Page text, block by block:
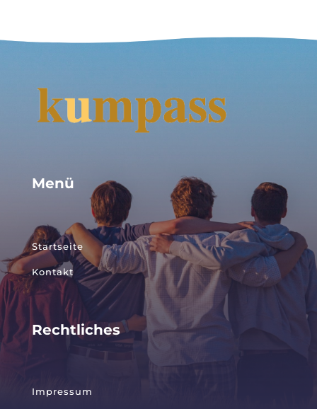
Menü
Startseite
Kontakt
Rechtliches
Impressum